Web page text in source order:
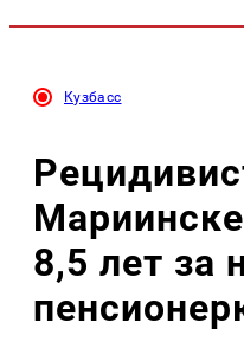
Кузбасс
8,5 лет за